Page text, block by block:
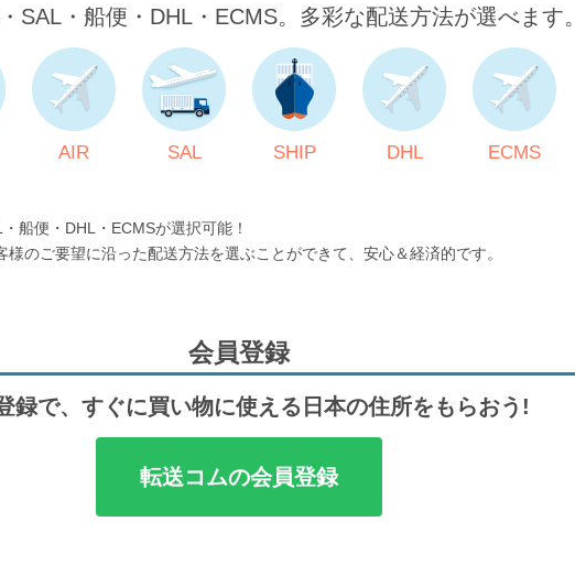
SAL・船便・DHL・ECMS。多彩な配送方法が選べます。
AIR SAL SHIP DHL ECMS
船便・DHL・ECMSが選択可能！
のご要望に沿った配送方法を選ぶことができて、安心＆経済的です。
会員登録
録で、すぐに買い物に使える日本の住所をもらおう!
転送コムの会員登録